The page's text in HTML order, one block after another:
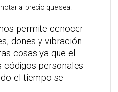
al precio que sea.
permite conocer
dones y vibración
cosas ya que el
códigos personales
el tiempo se